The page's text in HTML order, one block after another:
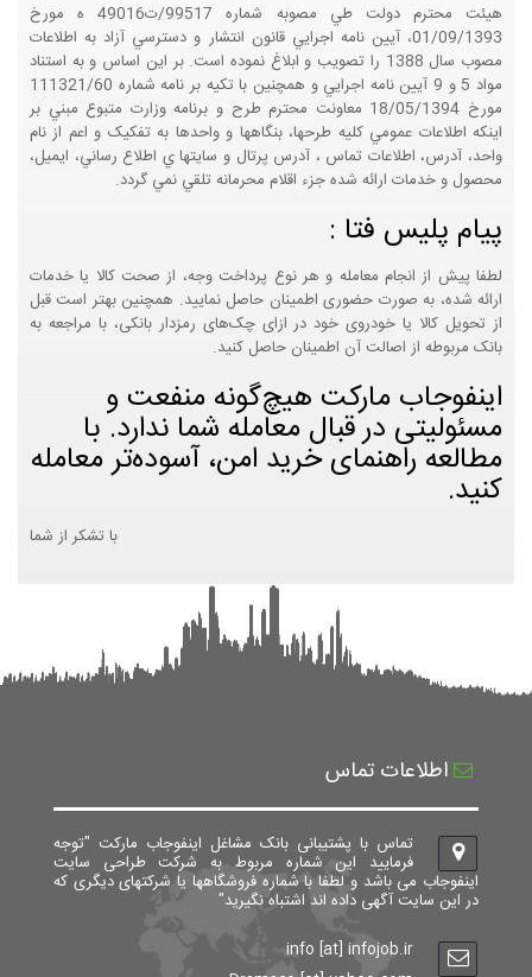
هيئت محترم دولت طي مصوبه شماره 99517/ت49016 ه مورخ
01/09/1393، آيين نامه اجرايي قانون انتشار و دسترسي آزاد به اطلاعات
مصوب سال 1388 را تصويب و ابلاغ نموده است. بر اين اساس و به استناد
مواد 5 و 9 آيين نامه اجرايي و همچنين با تکيه بر نامه شماره 111321/60
مورخ 18/05/1394 معاونت محترم طرح و برنامه وزارت متبوع مبني بر
اينکه اطلاعات عمومي کليه طرحها، بنگاهها و واحدها به تفکيک و اعم از نام
واحد، آدرس، اطلاعات تماس ، آدرس پرتال و سايتها ي اطلاع رساني، ايميل،
محصول و خدمات ارائه شده جزء اقلام محرمانه تلقي نمي گردد.
پیام پلیس فتا :
لطفا پیش از انجام معامله و هر نوع پرداخت وجه، از صحت کالا یا خدمات
ارائه شده، به صورت حضوری اطمینان حاصل نمایید. همچنین بهتر است قبل
از تحویل کالا یا خودروی خود در ازای چک‌های رمزدار بانکی، با مراجعه به
بانک مربوطه از اصالت آن اطمینان حاصل کنید.
اینفوجاب مارکت هیچ‌گونه منفعت و
مسئولیتی در قبال معامله شما ندارد. با
مطالعه راهنمای خرید امن، آسوده‌تر معامله
کنید.
با تشکر از شما
اطلاعات تماس
تماس با پشتیبانی بانک مشاغل اینفوجاب مارکت "توجه
فرمایید این شماره مربوط به شرکت طراحی سایت
اینفوجاب می باشد و لطفا با شماره فروشگاهها یا شرکتهای دیگری که
در این سایت آگهی داده اند اشتباه نگیرید"
info [at] infojob.ir